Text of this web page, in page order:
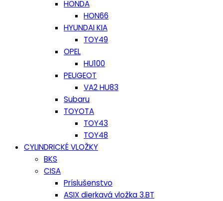
HONDA
HON66
HYUNDAI KIA
TOY49
OPEL
HU100
PEUGEOT
VA2 HU83
Subaru
TOYOTA
TOY43
TOY48
CYLINDRICKÉ VLOŽKY
BKS
CISA
Príslušenstvo
ASIX dierkavá vložka 3.BT